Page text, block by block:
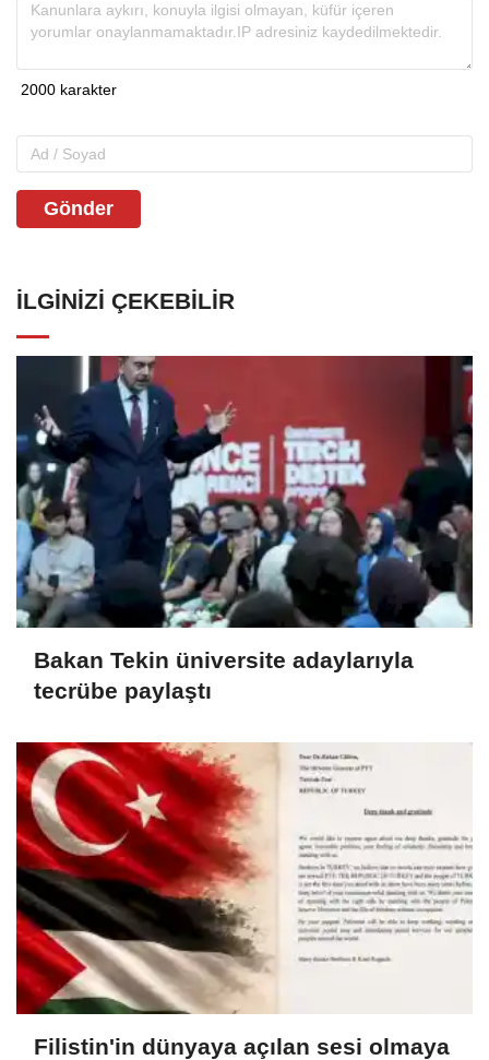
Gönder
İLGINIZI ÇEKEBILIR
Bakan Tekin üniversite adaylarıyla
tecrübe paylaştı
Filistin'in dünyaya açılan sesi olmaya